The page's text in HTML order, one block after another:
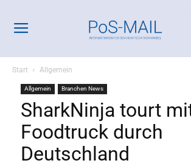
Start Allgemein
Allgemein Branchen News
SharkNinja tourt
Foodtruck durch
Deutschland